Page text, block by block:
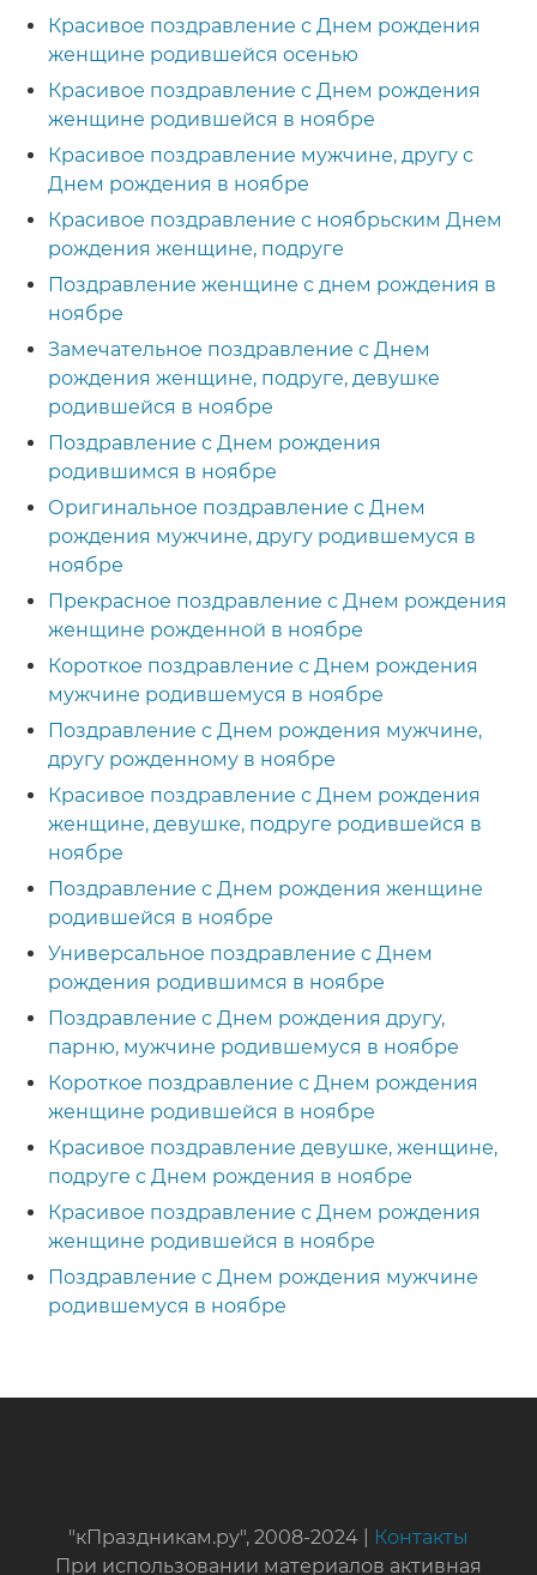
Красивое поздравление с Днем рождения
женщине родившейся осенью
Красивое поздравление с Днем рождения
женщине родившейся в ноябре
Красивое поздравление мужчине, другу с
Днем рождения в ноябре
Красивое поздравление с ноябрьским Днем
рождения женщине, подруге
Поздравление женщине с днем рождения в
ноябре
Замечательное поздравление с Днем
рождения женщине, подруге, девушке
родившейся в ноябре
Поздравление с Днем рождения
родившимся в ноябре
Оригинальное поздравление с Днем
рождения мужчине, другу родившемуся в
ноябре
Прекрасное поздравление с Днем рождения
женщине рожденной в ноябре
Короткое поздравление с Днем рождения
мужчине родившемуся в ноябре
Поздравление с Днем рождения мужчине,
другу рожденному в ноябре
Красивое поздравление с Днем рождения
женщине, девушке, подруге родившейся в
ноябре
Поздравление с Днем рождения женщине
родившейся в ноябре
Универсальное поздравление с Днем
рождения родившимся в ноябре
Поздравление с Днем рождения другу,
парню, мужчине родившемуся в ноябре
Короткое поздравление с Днем рождения
женщине родившейся в ноябре
Красивое поздравление девушке, женщине,
подруге с Днем рождения в ноябре
Красивое поздравление с Днем рождения
женщине родившейся в ноябре
Поздравление с Днем рождения мужчине
родившемуся в ноябре
"кПраздникам.ру", 2008-2024 |
Контакты
При использовании материалов активная